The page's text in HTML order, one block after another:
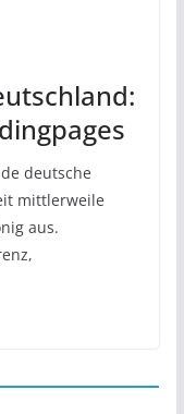
deutsche
mittlerweile
aus.